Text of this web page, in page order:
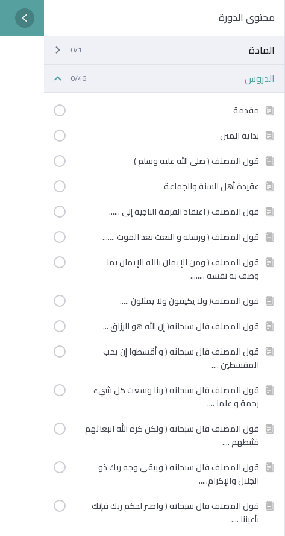
محتوى الدورة
المادة
0/1
الدروس 0/46
مقدمة
بداية المتن
قول المصنف ( صلى الله عليه وسلم )
عقيدة أهل السنة والجماعة
قول المصنف ( اعتقاد الفرقة الناجية إلى ......
قول المصنف ( ورسله و البعث بعد الموت .......
قول المصنف ( ومن الإيمان بالله الإيمان بما
وصف به نفسه ........
قول المصنف( ولا يكيفون ولا يمثلون .....
قول المصنف قال سبحانه( إن الله هو الرزاق ...
قول المصنف قال سبحانه ( و أقسطوا إن يحب
المقسطين ....
قول المصنف قال سبحانه ( ربنا وسعت كل شيء
رحمة و علما ....
قول المصنف قال سبحانه ( ولكن كره الله انبعاثهم
فثبطهم ....
قول المصنف قال سبحانه ( ويبقى وجه ربك ذو
الجلال والإكرام.....
قول المصنف قال سبحانه ( واصبر لحكم ربك فإنك
بأعيننا ....